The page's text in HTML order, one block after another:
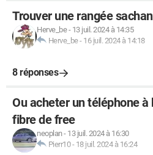
Trouver une rangée
Herve_be- 13 juil. 2024 à 14:35
Herve_be- 16 juil. 2024 à 14:18
8 réponses
Ou acheter un téléphone à
fibre de free
neoplan- 13 juil. 2024 à 16:30
Pierr10- 18 juil. 2024 à 16:24